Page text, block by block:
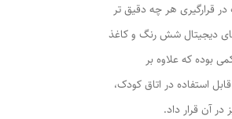
قرارگیری هر چه دقیق تر
دیجیتال شش رنگ و کاغذ
بوده که علاوه بر
استفاده در اتاق کودک،
آن قرار داد.